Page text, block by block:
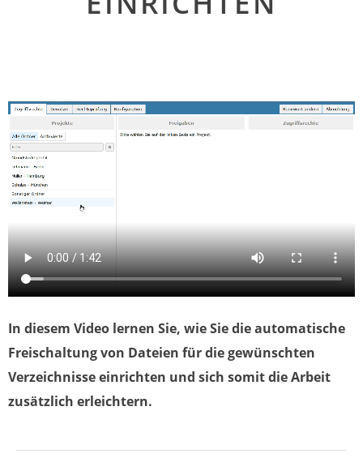
In diesem Video lernen Sie, wie Sie die automatische
Freischaltung von Dateien für die gewünschten
Verzeichnisse einrichten und sich somit die Arbeit
zusätzlich erleichtern.